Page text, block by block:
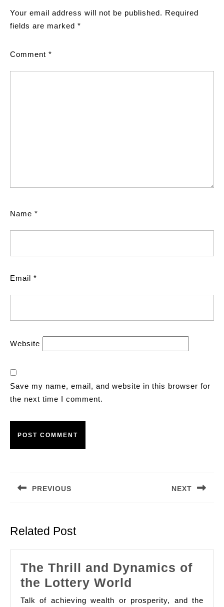
Your email address will not be published. Required
fields are marked *
Comment *
Name *
Email *
Website
Save my name, email, and website in this browser for
the next time I comment.
PREVIOUS NEXT
Related Post
The Thrill and Dynamics of
the Lottery World
Thrill
Talk of achieving wealth or prosperity, and the